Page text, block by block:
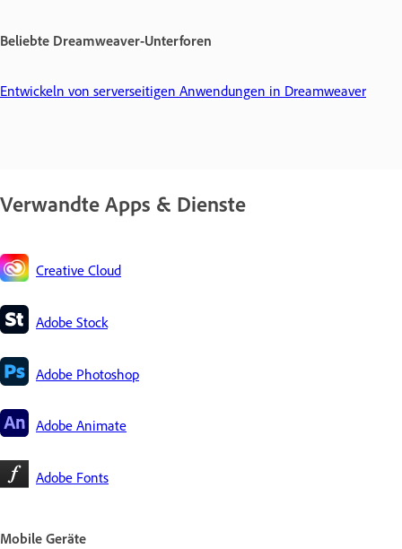
Beliebte Dreamweaver-Unterforen
Entwickeln von serverseitigen Anwendungen in Dreamweaver
Verwandte Apps & Dienste
Creative Cloud
Adobe Stock
Adobe Photoshop
Adobe Animate
Adobe Fonts
Mobile Geräte